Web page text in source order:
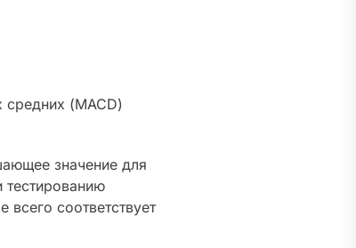
(MACD)
значение для
тестированию
соответствует